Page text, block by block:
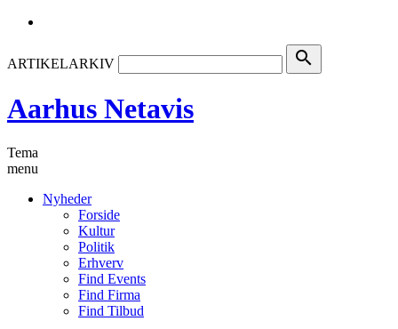
ARTIKELARKIV search
Aarhus Netavis
Tema
menu
Nyheder
Forside
Kultur
Politik
Erhverv
Find Events
Find Firma
Find Tilbud